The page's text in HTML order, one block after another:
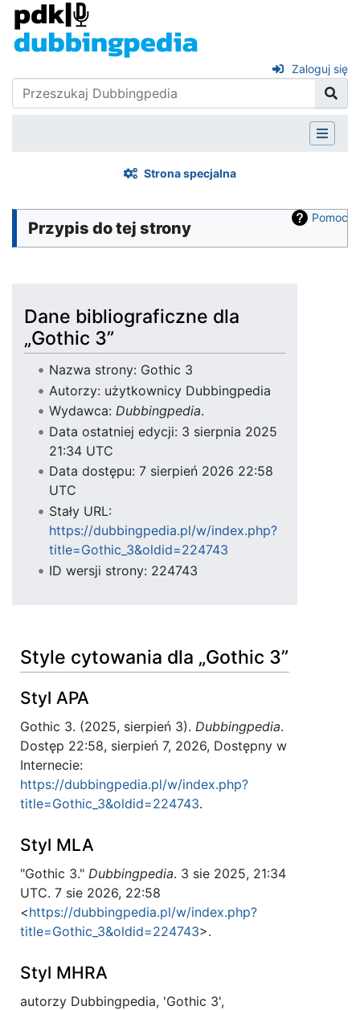
Zaloguj się
Strona specjalna
Pomoc
Przypis do tej strony
Dane bibliograficzne dla
„Gothic 3”
Nazwa strony: Gothic 3
Autorzy: użytkownicy Dubbingpedia
Wydawca: Dubbingpedia.
Data ostatniej edycji: 3 sierpnia 2025
21:34 UTC
Data dostępu: 7 sierpień 2026 22:58
UTC
Stały URL:
https://dubbingpedia.pl/w/index.php?
title=Gothic_3&oldid=224743
ID wersji strony: 224743
Style cytowania dla „Gothic 3”
Styl APA
Gothic 3. (2025, sierpień 3). Dubbingpedia.
Dostęp 22:58, sierpień 7, 2026, Dostępny w
Internecie:
https://dubbingpedia.pl/w/index.php?
title=Gothic_3&oldid=224743.
Styl MLA
"Gothic 3." Dubbingpedia. 3 sie 2025, 21:34
UTC. 7 sie 2026, 22:58
<https://dubbingpedia.pl/w/index.php?
title=Gothic_3&oldid=224743>.
Styl MHRA
autorzy Dubbingpedia, 'Gothic 3',